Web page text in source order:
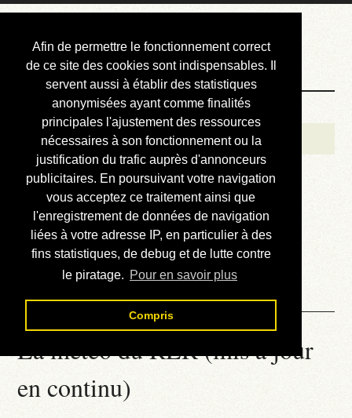
Afin de permettre le fonctionnement correct
de ce site des cookies sont indispensables. Il
servent aussi à établir des statistiques
anonymisées ayant comme finalités
principales l'ajustement des ressources
nécessaires à son fonctionnement ou la
justification du trafic auprès d'annonceurs
publicitaires. En poursuivant votre navigation
vous acceptez ce traitement ainsi que
l'enregistrement de données de navigation
liées à votre adresse IP, en particulier à des
fins statistiques, de debug et de lutte contre
le piratage. Pour en savoir plus
Compris
Courbis, « LE »
Blog Officiel
Bienvenue
Réalisations
Divers (et d’été)
Annonces
Liens externes
Téléchargement
Contact
La météo du RER (mis à jour
en continu)